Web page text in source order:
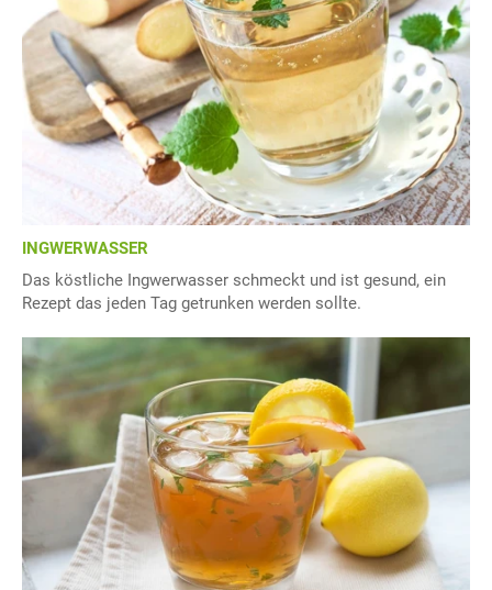
INGWERWASSER
Das köstliche Ingwerwasser schmeckt und ist gesund, ein
Rezept das jeden Tag getrunken werden sollte.